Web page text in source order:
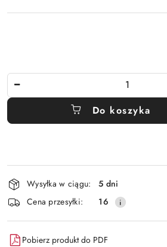
Do koszyka
Wyślij
Dostępność
i
dostawa
Wysyłka w ciągu:
5 dni
Cena przesyłki:
16
Pobierz produkt do PDF